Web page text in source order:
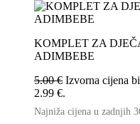
KOMPLET ZA
ADIMBEBE
5.00€ Izvorna cijena
2.99 €.
Najniža cijena u zadnjih